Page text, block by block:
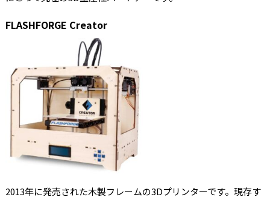
FLASHFORGE Creator
2013年に発売された木製フレームの3Dプリンターです。現存す